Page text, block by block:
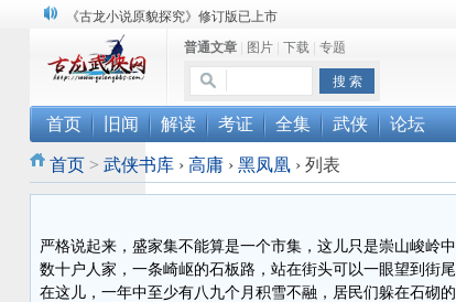
《古龙小说原貌探究》修订版已上市
顾雪衣《古龙武侠小说知见录》上市
“武侠书库”查缺补漏活动圆满结束
普通文章| 图片| 下载| 专题
首页 旧闻 解读 考证 全集 武侠 论坛
首页> 武侠书库 › 高庸 › 黑凤凰 ›列表
严格说起来，盛家集不能算是一个市集，这儿只是崇山峻岭中
数十户人家，一条崎岖的石板路，站在街头可以一眼望到街
在这儿，一年中至少有八九个月积雪不融，居民们躲在石砌